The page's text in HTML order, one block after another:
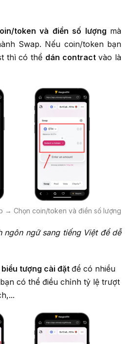
token và điền số lượng mà
Swap. Nếu coin/token bạn
thì có thể dán contractvào là
→ Chọn coin/token và điền số lượng
ngôn ngữ sang tiếng Việt để dễ
biểu tượng cài đặt để có nhiều
có thể điều chỉnh tỷ lệ trượt